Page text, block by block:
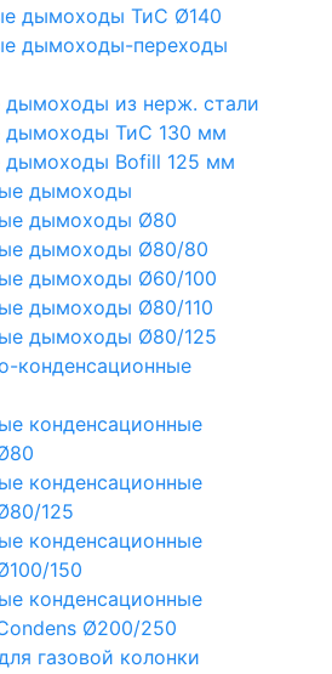
дымоходы ТиС Ø140
дымоходы-переходы
дымоходы из нерж. стали
дымоходы ТиС 130 мм
дымоходы Bofill 125 мм
дымоходы
дымоходы Ø80
дымоходы Ø80/80
дымоходы Ø60/100
дымоходы Ø80/110
дымоходы Ø80/125
конденсационные
конденсационные
конденсационные
125
конденсационные
150
конденсационные
Ø200/250
газовой колонки